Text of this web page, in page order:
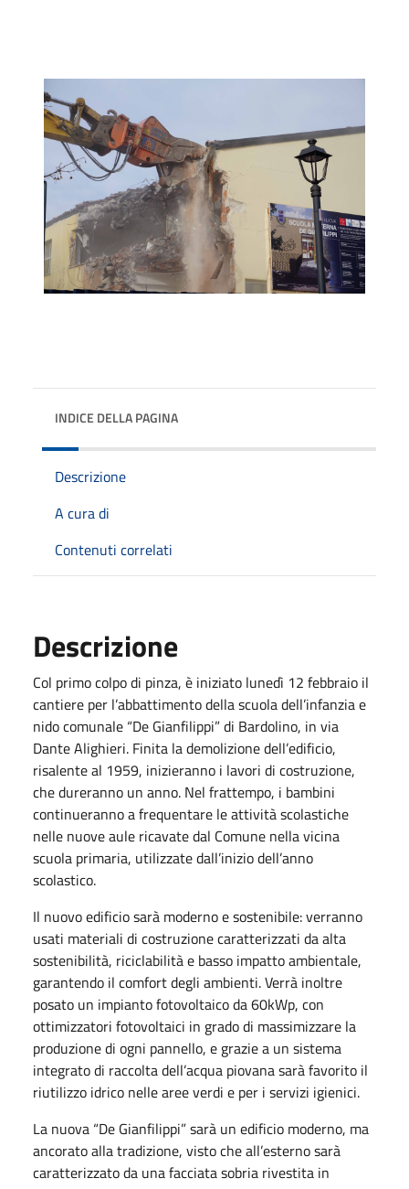
INDICE DELLA PAGINA
Descrizione
A cura di
Contenuti correlati
Descrizione
Col primo colpo di pinza, è iniziato lunedì 12 febbraio il
cantiere per l’abbattimento della scuola dell’infanzia e
nido comunale “De Gianfilippi” di Bardolino, in via
Dante Alighieri. Finita la demolizione dell’edificio,
risalente al 1959, inizieranno i lavori di costruzione,
che dureranno un anno. Nel frattempo, i bambini
continueranno a frequentare le attività scolastiche
nelle nuove aule ricavate dal Comune nella vicina
scuola primaria, utilizzate dall’inizio dell’anno
scolastico.
Il nuovo edificio sarà moderno e sostenibile: verranno
usati materiali di costruzione caratterizzati da alta
sostenibilità, riciclabilità e basso impatto ambientale,
garantendo il comfort degli ambienti. Verrà inoltre
posato un impianto fotovoltaico da 60kWp, con
ottimizzatori fotovoltaici in grado di massimizzare la
produzione di ogni pannello, e grazie a un sistema
integrato di raccolta dell’acqua piovana sarà favorito il
riutilizzo idrico nelle aree verdi e per i servizi igienici.
La nuova “De Gianfilippi” sarà un edificio moderno, ma
ancorato alla tradizione, visto che all’esterno sarà
caratterizzato da una facciata sobria rivestita in